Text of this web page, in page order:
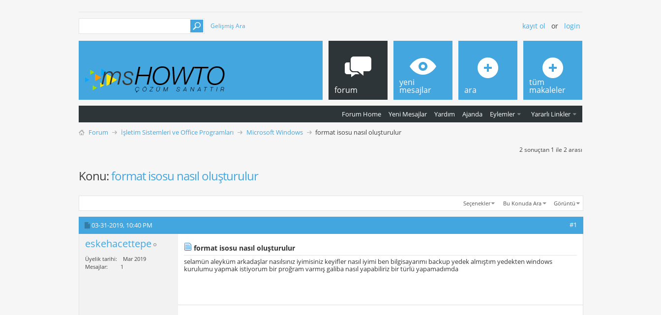
Gelişmiş Ara kayıt ol or login
forum
Forum Home Yeni Mesajlar Yardım Ajanda Eylemler Yararlı Linkler
yeni
mesajlar ara
tüm
makaleler
Forum İşletim Sistemleri ve Office Programları Microsoft Windows format isosu nasıl oluşturulur
2 sonuçtan 1 ile 2 arası
Konu:format isosu nasıl oluşturulur
Seçenekler Bu Konuda Ara Görüntü
03-31-2019, 10:40 PM #1
eskehacettepe
Üyelik tarihi
Mar 2019
Mesajlar
1
format isosu nasıl oluşturulur
selamün aleyküm arkadaşlar nasılsınız iyimisiniz keyifler nasıl iyimi ben bilgisayarımı backup yedek almıştım yedekten windows
kurulumu yapmak istiyorum bir proğram varmış galiba nasıl yapabiliriz bir türlü yapamadımda